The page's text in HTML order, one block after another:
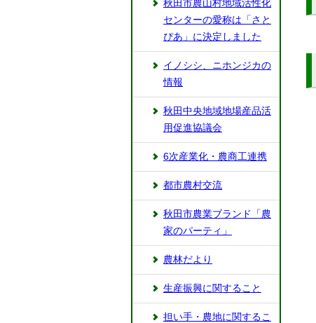
秋田市農山村地域活性化
センターの愛称は「さと
ぴあ」に決定しました
イノシシ、ニホンジカの
情報
秋田中央地域地場産品活
用促進協議会
6次産業化・農商工連携
都市農村交流
秋田市農業ブランド「農
家のパーティ」
農林だより
生産振興に関すること
担い手・農地に関するこ